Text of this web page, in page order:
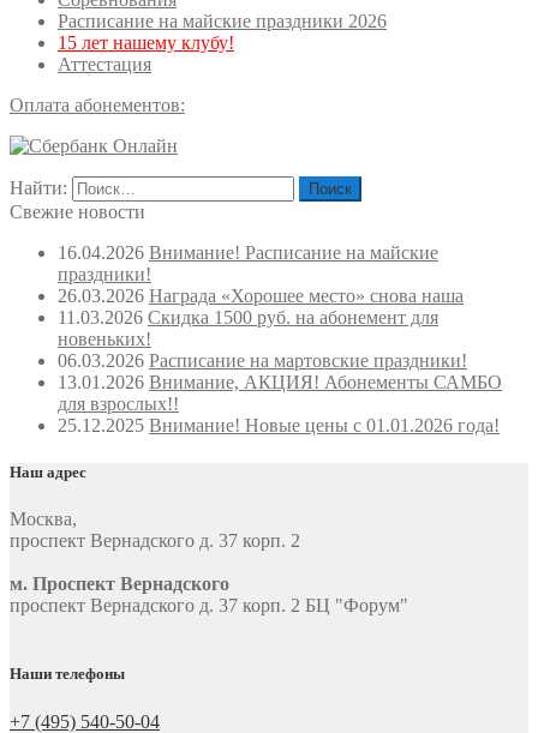
Расписание на майские праздники 2026
15 лет нашему клубу!
Аттестация
Оплата абонементов:
Найти:
Свежие новости
16.04.2026 Внимание! Расписание на майские
праздники!
26.03.2026 Награда «Хорошее место» снова наша
11.03.2026 Скидка 1500 руб. на абонемент для
новеньких!
06.03.2026 Расписание на мартовские праздники!
13.01.2026 Внимание, АКЦИЯ! Абонементы САМБО
для взрослых!!
25.12.2025 Внимание! Новые цены с 01.01.2026 года!
Наш адрес
Москва,
проспект Вернадского д. 37 корп. 2
м. Проспект Вернадского
проспект Вернадского д. 37 корп. 2 БЦ "Форум"
Наши телефоны
+7 (495) 540-50-04